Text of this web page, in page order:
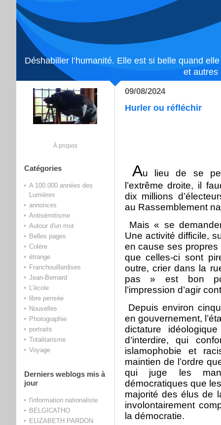
Déshabiller l’humanité. Elle est si belle quand
et autres
À propos
Catégories
A 100.000 années des
Lumières
annonces
Antisémitisme
Autour d'un mot
Belles pages
Colère
étrange
Franchouillardises
Jean-Bernard
L'école
libre pensée
Nouvelles
Photographie
portraits
Totalitarisme
Voyage
Derniers weblogs mis à
jour
l'information nationaliste
BELGICATHO
ELIZABETH PARDON
09/08/2024
Hurler ou réfléchir
Au lieu de se
l’extrême droite, il
dix millions
au Rassemblement
Mais « se
Une activité difficile,
en cause ses
que celles-ci sont
outre, crier dans la
pas » est bon
l’impression d’agir
Depuis environ
en gouvernement,
dictature
d’interdire, qui
islamophobie et
maintien de l’ordre
qui juge les
démocratiques que
majorité des élus de
involontairement
la démocratie.